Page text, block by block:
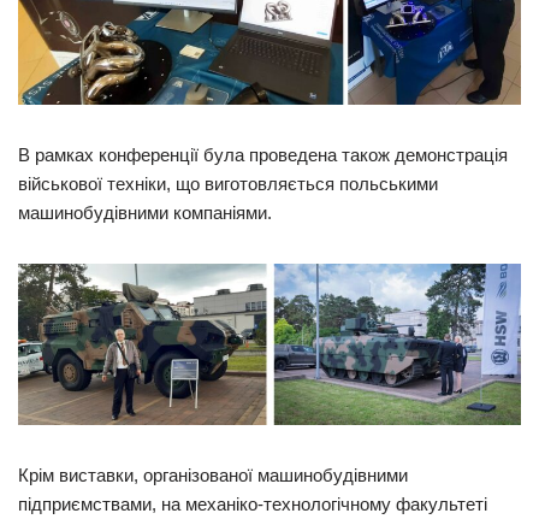
В рамках конференції була проведена також демонстрація
військової техніки, що виготовляється польськими
машинобудівними компаніями.
Крім виставки, організованої машинобудівними
підприємствами, на механіко-технологічному факультеті